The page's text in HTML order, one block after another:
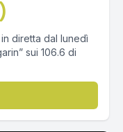
diretta dal lunedì
sui 106.6 di